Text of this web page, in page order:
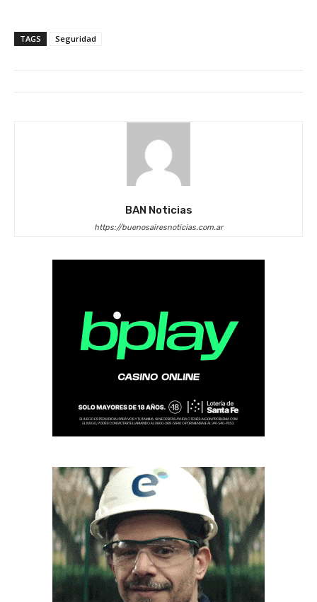
TAGS Seguridad
BAN Noticias
https://buenosairesnoticias.com.ar